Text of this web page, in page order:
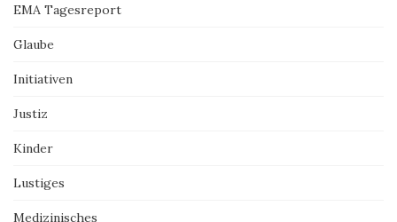
EMA Tagesreport
Glaube
Initiativen
Justiz
Kinder
Lustiges
Medizinisches